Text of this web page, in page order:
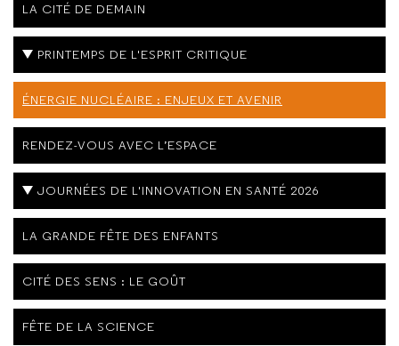
LA CITÉ DE DEMAIN
PRINTEMPS DE L'ESPRIT CRITIQUE
ÉNERGIE NUCLÉAIRE : ENJEUX ET AVENIR
RENDEZ-VOUS AVEC L’ESPACE
JOURNÉES DE L'INNOVATION EN SANTÉ 2026
LA GRANDE FÊTE DES ENFANTS
CITÉ DES SENS : LE GOÛT
FÊTE DE LA SCIENCE